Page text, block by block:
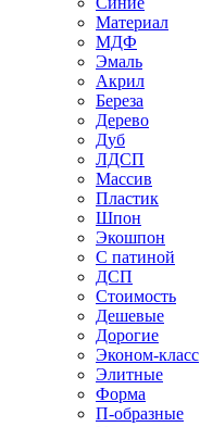
Материал
МДФ
Эмаль
Акрил
Береза
Дерево
Дуб
ЛДСП
Массив
Пластик
Шпон
Экошпон
С патиной
ДСП
Стоимость
Дешевые
Дорогие
Эконом-класс
Элитные
Форма
П-образные